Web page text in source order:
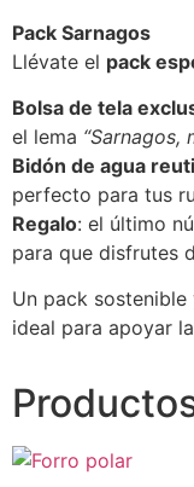
Pack Sarnagos
Llévate el pack
Bolsa de tela
el lema “Sarnagos,
Bidón de agua
perfecto para tus
Regalo: el último
para que disfrutes
Un pack
ideal para apoyar